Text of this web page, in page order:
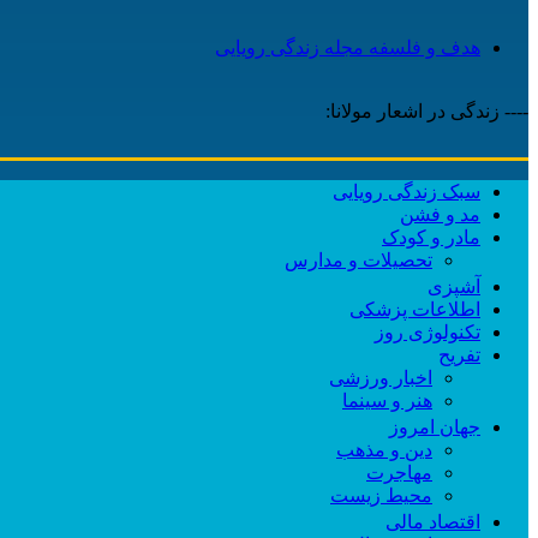
هدف و فلسفه مجله زندگی رویایی
---- زندگی در اشعار مولانا:
سبک زندگی رویایی
مد و فشن
مادر و کودک
تحصیلات و مدارس
آشپزی
اطلاعات پزشکی
تکنولوژی روز
تفریح
اخبار ورزشی
هنر و سینما
جهان امروز
دین و مذهب
مهاجرت
محیط زیست
اقتصاد مالی